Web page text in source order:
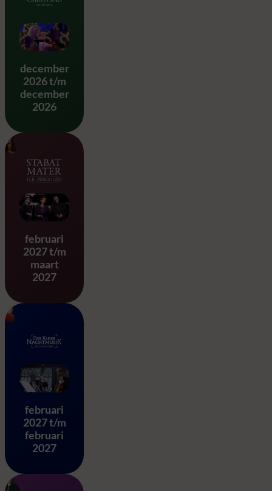
Classical Christmas
december
2026 t/m
december
2026
Stabat Mater – G.B.
februari
2027 t/m
maart
2027
Eine Kleine Nachtmusik –
februari
2027 t/m
februari
2027